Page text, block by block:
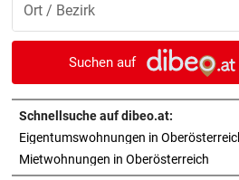
die Fetzen fliegen
JUGENDLICHE ALS OPFER vor
Penisbilder verschickt: So
reagierten die Vereine
ABER KEIN MORDVERSUCH vor 16
Suchen auf
Schnellsuche auf dibeo.at:
Eigentumswohnungen in
Mietwohnungen in Oberösterreich